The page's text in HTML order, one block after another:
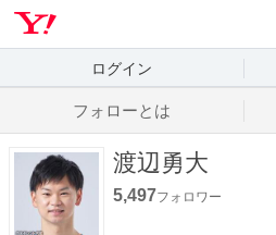
ログイン
フォローとは
渡辺勇大
5,497フォロワー